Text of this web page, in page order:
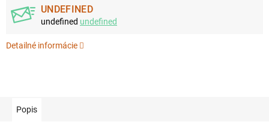
UNDEFINED
undefined undefined
Detailné informácie
Popis